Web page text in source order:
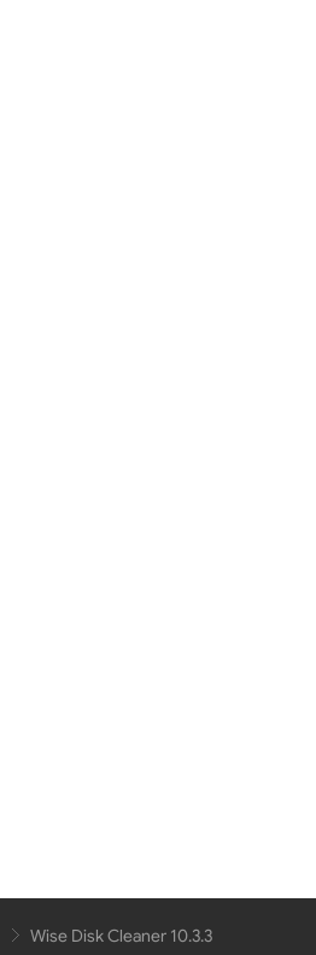
Wise Disk Cleaner 10.3.3